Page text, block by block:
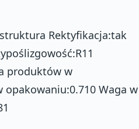
Rektyfikacja:tak
produktów w
Waga w